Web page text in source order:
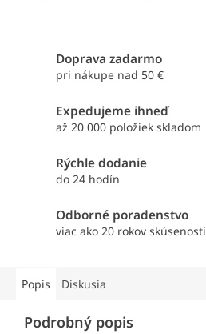
Doprava zadarmo
pri nákupe nad 50 €
Expedujeme ihneď
až 20 000 položiek skladom
Rýchle dodanie
do 24 hodín
Odborné poradenstvo
viac ako 20 rokov skúsenosti
Popis Diskusia
Podrobný popis